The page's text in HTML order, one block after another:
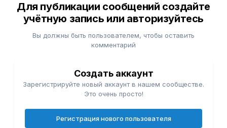
Для публикации сообщений создайте
учётную запись или авторизуйтесь
Вы должны быть пользователем, чтобы оставить
комментарий
Создать аккаунт
Зарегистрируйте новый аккаунт в нашем сообществе.
Это очень просто!
Регистрация нового пользователя